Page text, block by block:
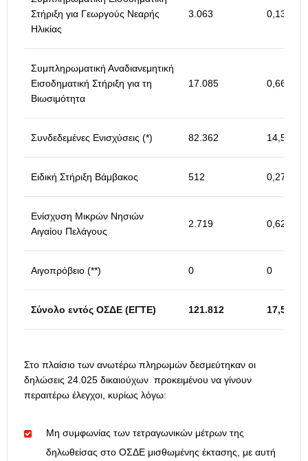
Στήριξη για Γεωργούς Νεαρής
Ηλικίας
3.063 0,13
Συμπληρωματική Αναδιανεμητική
Εισοδηματική Στήριξη για τη
Βιωσιμότητα
17.085 0,66
Συνδεδεμένες Ενισχύσεις (*) 82.362 14,54
Ειδική Στήριξη Βάμβακος 512 0,27
Ενίσχυση Μικρών Νησιών
Αιγαίου Πελάγους
2.719 0,62
Αιγοπρόβειο (**) 0 0
Σύνολο εντός ΟΣΔΕ (ΕΓΤΕ) 121.812 17,54
Στο πλαίσιο των ανωτέρω πληρωμών δεσμεύτηκαν οι
δηλώσεις 24.025 δικαιούχων προκειμένου να γίνουν
περαιτέρω έλεγχοι, κυρίως λόγω:
Μη συμφωνίας των τετραγωνικών μέτρων της
δηλωθείσας στο ΟΣΔΕ μισθωμένης έκτασης, με αυτή